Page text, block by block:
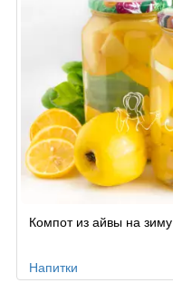
Компот из айвы на зиму
Напитки